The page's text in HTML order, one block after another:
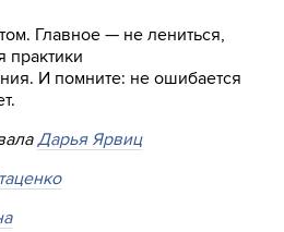
Главное — не лениться,
практики
И помните: не ошибается
Дарья Ярвиц